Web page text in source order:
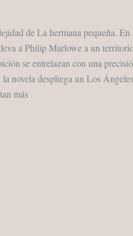
de La hermana pequeña. En
a Philip Marlowe a un
se entrelazan con una
novela despliega un Los
más